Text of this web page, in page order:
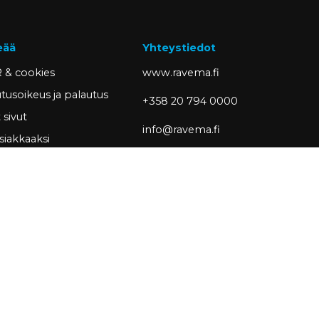
& cookies
ja palautus
sivut
Yhteystiedot
www.ravema.fi
+358 20 794 0000
info@ravema.fi